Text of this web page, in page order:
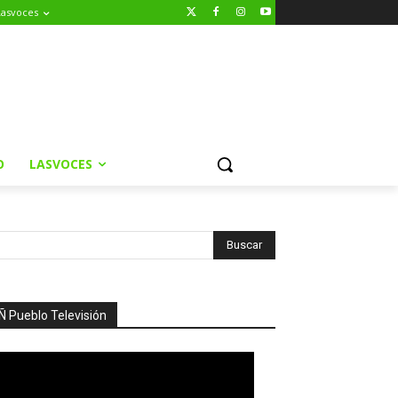
LASVOCES
Ñ Pueblo Televisión